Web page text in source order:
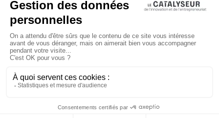
Conditions générales d'utilisation
Contactez-nous
Politique de confidentialité
Plan du site
© 2026 Copyright - Le Catalyseur